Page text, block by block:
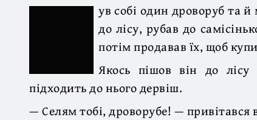
ув собі один дроворуб та
до лісу, рубав до
потім продавав їх, щоб
Якось пішов він до
підходить до нього дервіш.
— Селям тобі, дроворубе! — привітався